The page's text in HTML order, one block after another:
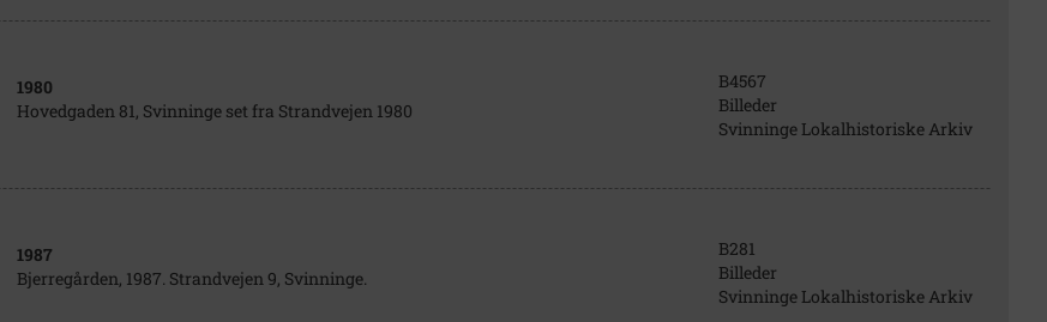
1980
Hovedgaden 81, Svinninge set fra Strandvejen 1980
B4567
Billeder
Svinninge Lokalhistoriske Arkiv
1987
Bjerregården, 1987. Strandvejen 9, Svinninge.
B281
Billeder
Svinninge Lokalhistoriske Arkiv